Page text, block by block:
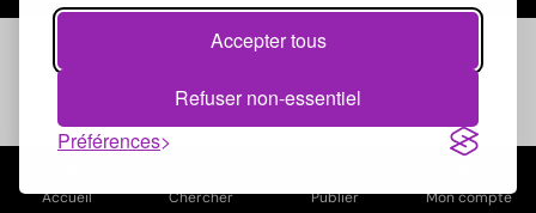
Accepter tous
Refuser non-essentiel
Préférences
Accueil Chercher Publier Mon compte